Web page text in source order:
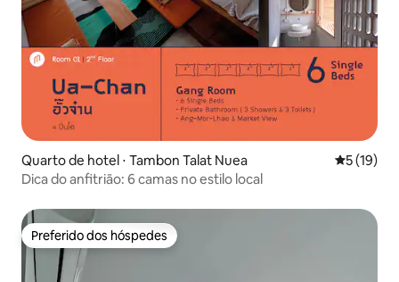
Quarto de hotel ⋅ Tambon Talat Nuea 5 de uma
5 (19)
Dica do anfitrião: 6 camas no estilo local
Preferido dos hóspedes
Preferido dos hóspedes